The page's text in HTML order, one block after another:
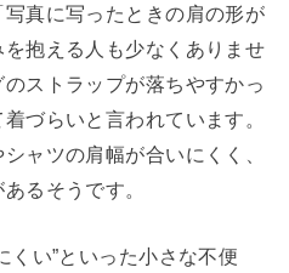
写真に写ったときの肩の形が
抱える人も少なくありませ
ストラップが落ちやすかっ
づらいと言われています。
ャツの肩幅が合いにくく、
るそうです。
くい”といった小さな不便